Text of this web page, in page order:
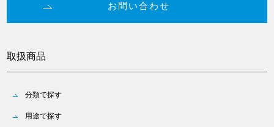
お問い合わせ
取扱商品
分類で探す
用途で探す